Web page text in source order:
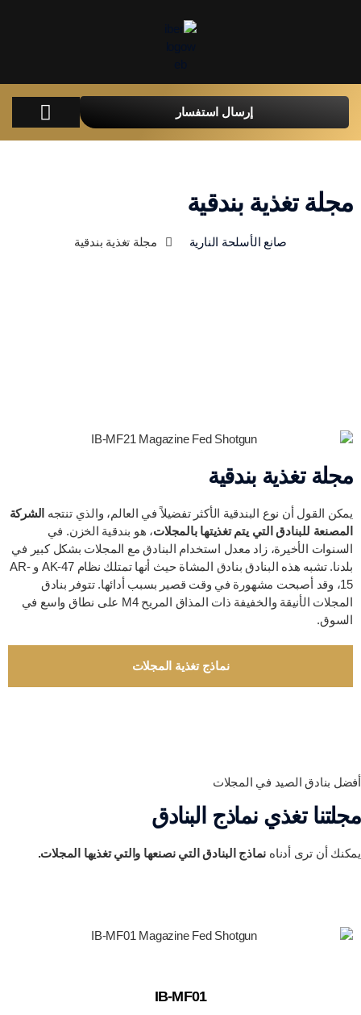
إرسال استفسار
مجلة تغذية بندقية
صانع الأسلحة النارية مجلة تغذية بندقية
مجلة تغذية بندقية
يمكن القول أن نوع البندقية الأكثر تفضيلاً في العالم، والذي تنتجه الشركة
المصنعة للبنادق التي يتم تغذيتها بالمجلات، هو بندقية الخزن. في
السنوات الأخيرة، زاد معدل استخدام البنادق مع المجلات بشكل كبير في
بلدنا. تشبه هذه البنادق بنادق المشاة حيث أنها تمتلك نظام AK-47 و AR-
15، وقد أصبحت مشهورة في وقت قصير بسبب أدائها. تتوفر بنادق
المجلات الأنيقة والخفيفة ذات المذاق المريح M4 على نطاق واسع في
السوق.
نماذج تغذية المجلات
أفضل بنادق الصيد في المجلات
مجلتنا تغذي نماذج البنادق
يمكنك أن ترى أدناه نماذج البنادق التي نصنعها والتي تغذيها المجلات.
IB-MF01